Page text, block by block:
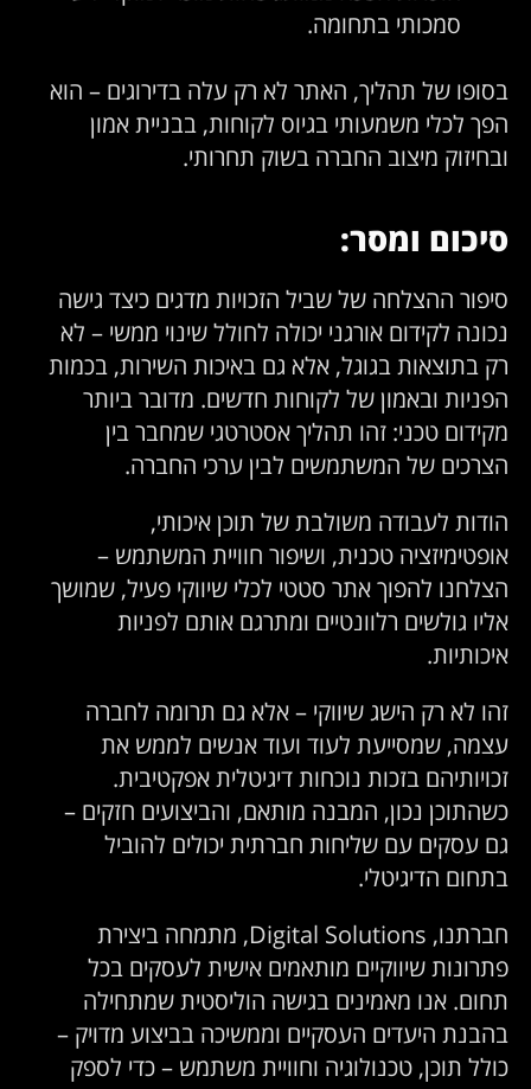
סמכותי בתחומה.
בסופו של תהליך, האתר לא רק עלה בדירוגים – הוא
הפך לכלי משמעותי בגיוס לקוחות, בבניית אמון
ובחיזוק מיצוב החברה בשוק תחרותי.
סיכום ומסר:
סיפור ההצלחה של שביל הזכויות מדגים כיצד גישה
נכונה לקידום אורגני יכולה לחולל שינוי ממשי – לא
רק בתוצאות בגוגל, אלא גם באיכות השירות, בכמות
הפניות ובאמון של לקוחות חדשים. מדובר ביותר
מקידום טכני: זהו תהליך אסטרטגי שמחבר בין
הצרכים של המשתמשים לבין ערכי החברה.
הודות לעבודה משולבת של תוכן איכותי,
אופטימיזציה טכנית, ושיפור חוויית המשתמש –
הצלחנו להפוך אתר סטטי לכלי שיווקי פעיל, שמושך
אליו גולשים רלוונטיים ומתרגם אותם לפניות
איכותיות.
זהו לא רק הישג שיווקי – אלא גם תרומה לחברה
עצמה, שמסייעת לעוד ועוד אנשים לממש את
זכויותיהם בזכות נוכחות דיגיטלית אפקטיבית.
כשהתוכן נכון, המבנה מותאם, והביצועים חזקים –
גם עסקים עם שליחות חברתית יכולים להוביל
בתחום הדיגיטלי.
חברתנו, Digital Solutions, מתמחה ביצירת
פתרונות שיווקיים מותאמים אישית לעסקים בכל
תחום. אנו מאמינים בגישה הוליסטית שמתחילה
בהבנת היעדים העסקיים וממשיכה בביצוע מדויק –
כולל תוכן, טכנולוגיה וחוויית משתמש – כדי לספק